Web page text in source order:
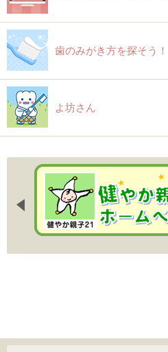
歯のみがき方を探そう！
よ坊さん